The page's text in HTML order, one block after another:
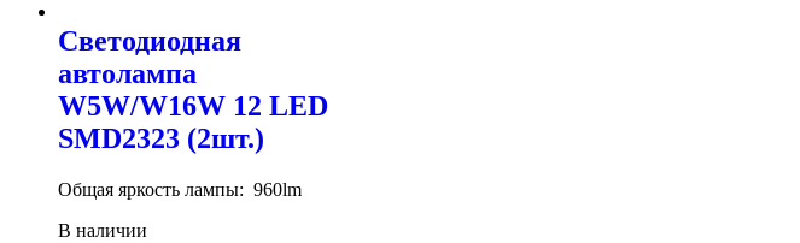
Светодиодная
автолампа
W5W/W16W 12 LED
SMD2323 (2шт.)
Общая яркость лампы: 960lm
В наличии